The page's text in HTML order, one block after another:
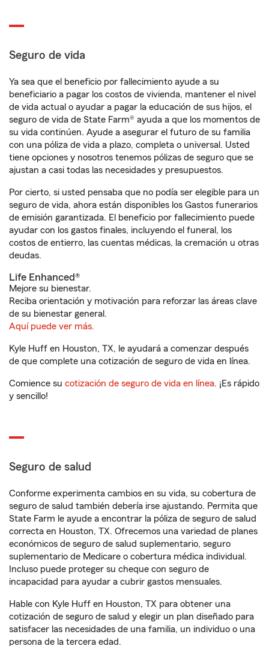
Seguro de vida
Ya sea que el beneficio por fallecimiento ayude a su
beneficiario a pagar los costos de vivienda, mantener el nivel
de vida actual o ayudar a pagar la educación de sus hijos, el
seguro de vida de State Farm® ayuda a que los momentos de
su vida continúen. Ayude a asegurar el futuro de su familia
con una póliza de vida a plazo, completa o universal. Usted
tiene opciones y nosotros tenemos pólizas de seguro que se
ajustan a casi todas las necesidades y presupuestos.
Por cierto, si usted pensaba que no podía ser elegible para un
seguro de vida, ahora están disponibles los Gastos funerarios
de emisión garantizada. El beneficio por fallecimiento puede
ayudar con los gastos finales, incluyendo el funeral, los
costos de entierro, las cuentas médicas, la cremación u otras
deudas.
Life Enhanced®
Mejore su bienestar.
Reciba orientación y motivación para reforzar las áreas clave
de su bienestar general.
Aquí puede ver más.
Kyle Huff en Houston, TX, le ayudará a comenzar después
de que complete una cotización de seguro de vida en línea.
Comience su cotización de seguro de vida en línea. ¡Es rápido
y sencillo!
Seguro de salud
Conforme experimenta cambios en su vida, su cobertura de
seguro de salud también debería irse ajustando. Permita que
State Farm le ayude a encontrar la póliza de seguro de salud
correcta en Houston, TX. Ofrecemos una variedad de planes
económicos de seguro de salud suplementario, seguro
suplementario de Medicare o cobertura médica individual.
Incluso puede proteger su cheque con seguro de
incapacidad para ayudar a cubrir gastos mensuales.
Hable con Kyle Huff en Houston, TX para obtener una
cotización de seguro de salud y elegir un plan diseñado para
satisfacer las necesidades de una familia, un individuo o una
persona de la tercera edad.